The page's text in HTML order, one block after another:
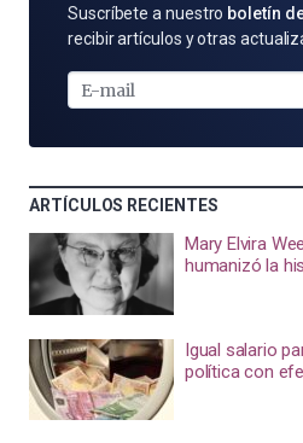
SUSCRÍBETE
POR
MAIL
Suscríbete a nuestro boletín
recibir artículos y otras
ARTÍCULOS RECIENTES
Mary Elvira
humanizó la
Igual salario
política con